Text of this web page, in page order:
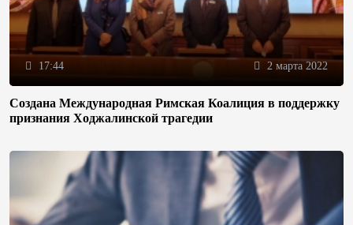
17:44 2 марта 2022
Создана Международная Римская Коалиция в поддержку
признания Ходжалинской трагедии